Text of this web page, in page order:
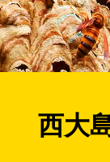
西大